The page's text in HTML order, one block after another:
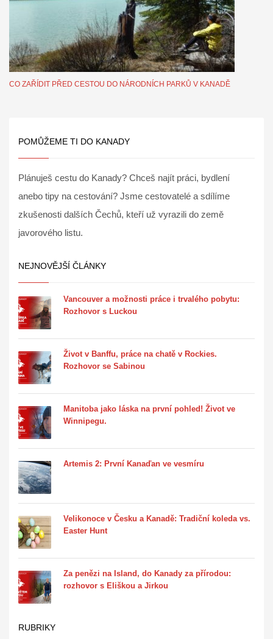
CO ZAŘÍDIT PŘED CESTOU DO NÁRODNÍCH PARKŮ V KANADĚ
POMŮŽEME TI DO KANADY
Plánuješ cestu do Kanady? Chceš najít práci, bydlení
anebo tipy na cestování? Jsme cestovatelé a sdílíme
zkušenosti dalších Čechů, kteří už vyrazili do země
javorového listu.
NEJNOVĚJŠÍ ČLÁNKY
Vancouver a možnosti práce i trvalého pobytu:
Rozhovor s Luckou
Život v Banffu, práce na chatě v Rockies.
Rozhovor se Sabinou
Manitoba jako láska na první pohled! Život ve
Winnipegu.
Artemis 2: První Kanaďan ve vesmíru
Velikonoce v Česku a Kanadě: Tradiční koleda vs.
Easter Hunt
Za penězi na Island, do Kanady za přírodou:
rozhovor s Eliškou a Jirkou
RUBRIKY